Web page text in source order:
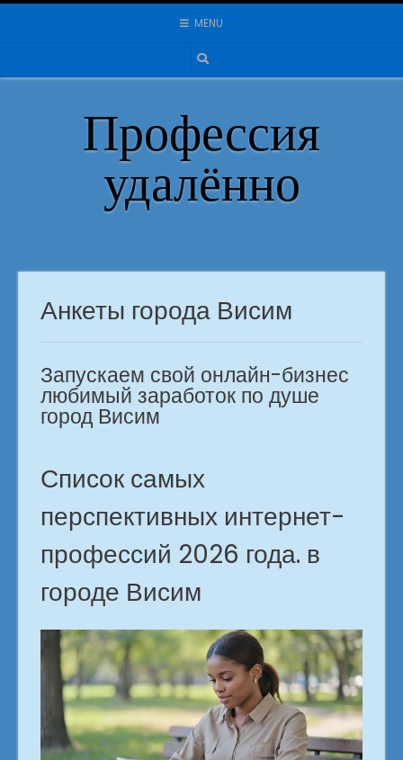
Skip
MENU
Профессия
удалённо
Анкеты города Висим
Запускаем свой онлайн-бизнес
любимый заработок по душе
город Висим
Список самых
перспективных интернет-
профессий 2026 года. в
городе Висим